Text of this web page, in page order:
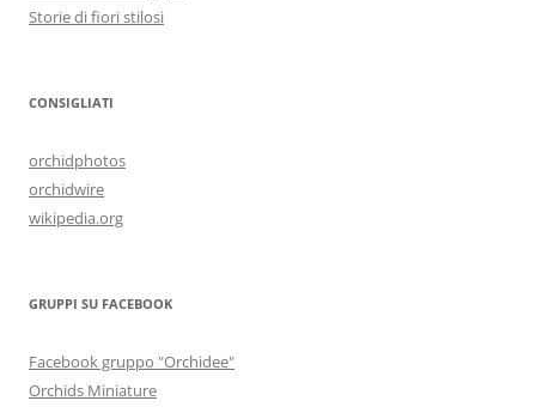
Storie di fiori stilosi
CONSIGLIATI
orchidphotos
orchidwire
wikipedia.org
GRUPPI SU FACEBOOK
Facebook gruppo "Orchidee"
Orchids Miniature